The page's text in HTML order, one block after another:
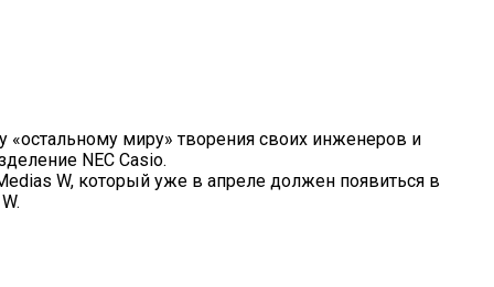
миру» творения своих инженеров и
NEC Casio.
W, который уже в апреле должен появиться в